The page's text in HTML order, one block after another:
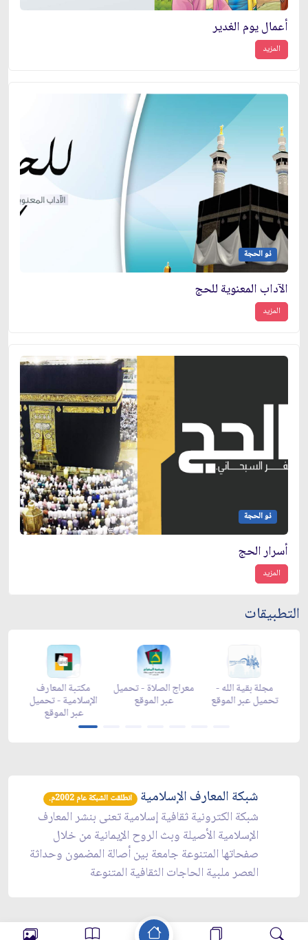
أعمال يوم الغدير
المزيد
ذو الحجة
الآداب المعنوية للحج
المزيد
ذو الحجة
أسرار الحج
المزيد
التطبيقات
مجلة بقية الله -
تحميل عبر الموقع
زاد شهر رمضان -
تحميل عبر الموقع
زاد شهر رمضان -
appstore
شبكة المعارف الإسلامية انطلقت الشبكة عام 2002م.
شبكة الكترونية ثقافية إسلامية تعنى بنشر المعارف
الإسلامية الأصيلة وبث الروح الإيمانية من خلال
صفحاتها المتنوعة جامعة بين أصالة المضمون وحداثة
العصر ملبية الحاجات الثقافية المتنوعة